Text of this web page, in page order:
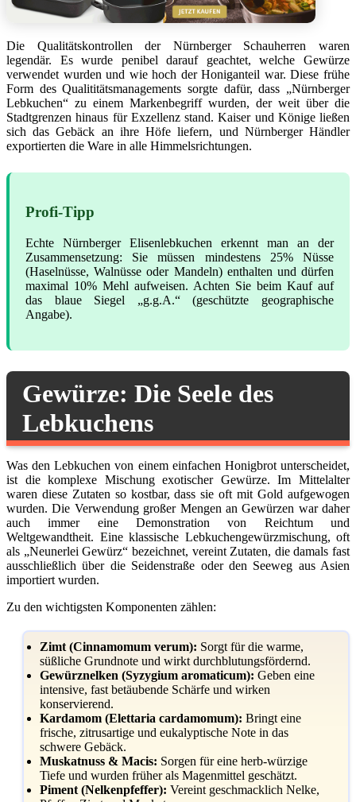
Die Qualitätskontrollen der Nürnberger Schauherren waren
legendär. Es wurde penibel darauf geachtet, welche Gewürze
verwendet wurden und wie hoch der Honiganteil war. Diese frühe
Form des Qualititätsmanagements sorgte dafür, dass „Nürnberger
Lebkuchen“ zu einem Markenbegriff wurden, der weit über die
Stadtgrenzen hinaus für Exzellenz stand. Kaiser und Könige ließen
sich das Gebäck an ihre Höfe liefern, und Nürnberger Händler
exportierten die Ware in alle Himmelsrichtungen.
Profi-Tipp
Echte Nürnberger Elisenlebkuchen erkennt man an der
Zusammensetzung: Sie müssen mindestens 25% Nüsse
(Haselnüsse, Walnüsse oder Mandeln) enthalten und dürfen
maximal 10% Mehl aufweisen. Achten Sie beim Kauf auf
das blaue Siegel „g.g.A.“ (geschützte geographische
Angabe).
Gewürze: Die Seele des
Lebkuchens
Was den Lebkuchen von einem einfachen Honigbrot unterscheidet,
ist die komplexe Mischung exotischer Gewürze. Im Mittelalter
waren diese Zutaten so kostbar, dass sie oft mit Gold aufgewogen
wurden. Die Verwendung großer Mengen an Gewürzen war daher
auch immer eine Demonstration von Reichtum und
Weltgewandtheit. Eine klassische Lebkuchengewürzmischung, oft
als „Neunerlei Gewürz“ bezeichnet, vereint Zutaten, die damals fast
ausschließlich über die Seidenstraße oder den Seeweg aus Asien
importiert wurden.
Zu den wichtigsten Komponenten zählen:
Zimt (Cinnamomum verum): Sorgt für die warme,
süßliche Grundnote und wirkt durchblutungsfördernd.
Gewürznelken (Syzygium aromaticum): Geben eine
intensive, fast betäubende Schärfe und wirken
konservierend.
Kardamom (Elettaria cardamomum): Bringt eine
frische, zitrusartige und eukalyptische Note in das
schwere Gebäck.
Muskatnuss & Macis: Sorgen für eine herb-würzige
Tiefe und wurden früher als Magenmittel geschätzt.
Piment (Nelkenpfeffer): Vereint geschmacklich Nelke,